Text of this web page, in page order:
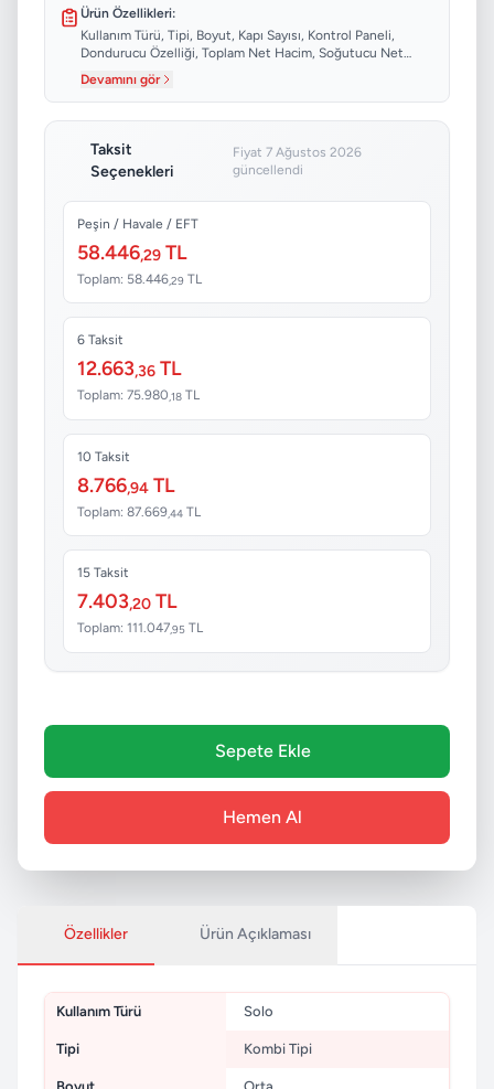
Ürün Özellikleri:
Kullanım Türü, Tipi, Boyut, Kapı Sayısı, Kontrol Paneli,
Dondurucu Özelliği, Toplam Net Hacim, Soğutucu Net
Hacim...
Devamını gör
Taksit
Seçenekleri
Fiyat 7 Ağustos 2026
güncellendi
Peşin / Havale / EFT
58.446,29 TL
Toplam: 58.446,29 TL
6 Taksit
12.663,36 TL
Toplam: 75.980,18 TL
10 Taksit
8.766,94 TL
Toplam: 87.669,44 TL
15 Taksit
7.403,20 TL
Toplam: 111.047,95 TL
Sepete Ekle
Hemen Al
Özellikler Ürün Açıklaması
Kullanım Türü Solo
Tipi Kombi Tipi